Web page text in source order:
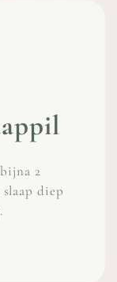
2
diep